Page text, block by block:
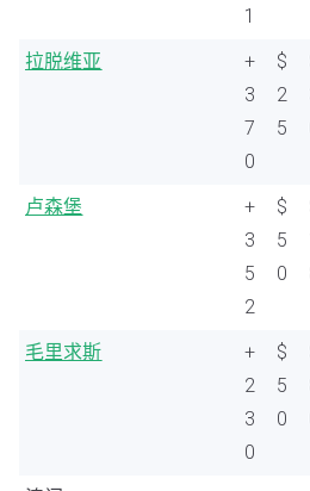
1
拉脱维亚
+
3
7
0
$
2
5
卢森堡
+
3
5
2
$
5
0
毛里求斯
+
2
3
0
$
5
0